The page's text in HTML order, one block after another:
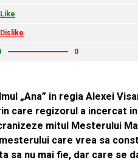
Like
Dislike
0
„Ana” in regia Alexei
care regizorul a incercat
mitul Mesterului
care vrea sa
sa nu mai fie, dar care se